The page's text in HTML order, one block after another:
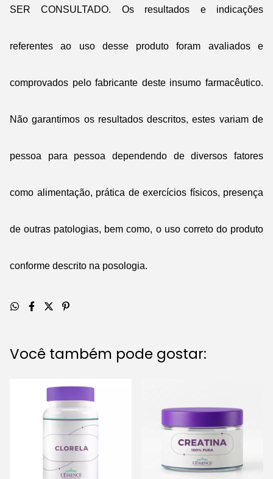
SER CONSULTADO. Os resultados e indicações
referentes ao uso desse produto foram avaliados e
comprovados pelo fabricante deste insumo farmacêutico.
Não garantimos os resultados descritos, estes variam de
pessoa para pessoa dependendo de diversos fatores
como alimentação, prática de exercícios físicos, presença
de outras patologias, bem como, o uso correto do produto
conforme descrito na posologia.
Você também pode gostar: